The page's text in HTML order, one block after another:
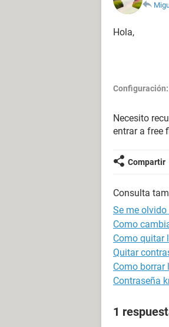
Hola,
Configuración:
Necesito
entrar a free
Compartir
Consulta
Se me
Como
Como quitar
Quitar
Como borrar
Contraseña
1